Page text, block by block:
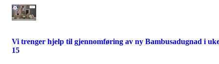
Vi trenger hjelp til gjennomføring av ny Bambusadugnad i
15